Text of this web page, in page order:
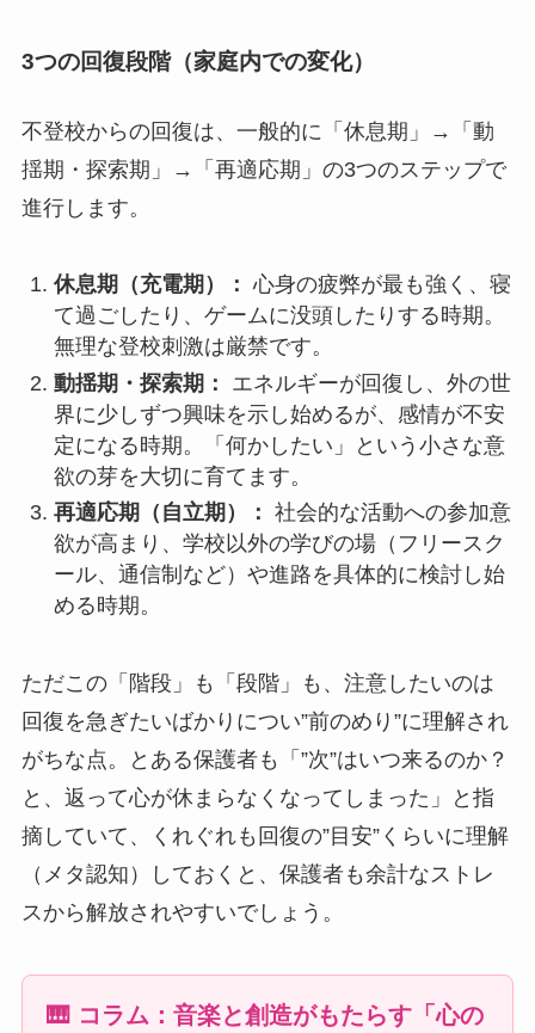
3つの回復段階（家庭内での変化）
不登校からの回復は、一般的に「休息期」→「動
揺期・探索期」→「再適応期」の3つのステップで
進行します。
休息期（充電期）： 心身の疲弊が最も強く、寝
て過ごしたり、ゲームに没頭したりする時期。
無理な登校刺激は厳禁です。
動揺期・探索期：
エネルギーが回復し、外の世
界に少しずつ興味を示し始めるが、感情が不安
定になる時期。「何かしたい」という小さな意
欲の芽を大切に育てます。
再適応期（自立期）： 社会的な活動への参加意
欲が高まり、学校以外の学びの場（フリースク
ール、通信制など）や進路を具体的に検討し始
める時期。
ただこの「階段」も「段階」も、注意したいのは
回復を急ぎたいばかりについ”前のめり”に理解され
がちな点。とある保護者も「”次”はいつ来るのか？
と、返って心が休まらなくなってしまった」と指
摘していて、くれぐれも回復の”目安”くらいに理解
（メタ認知）しておくと、保護者も余計なストレ
スから解放されやすいでしょう。
🎹 コラム：音楽と創造がもたらす「心の